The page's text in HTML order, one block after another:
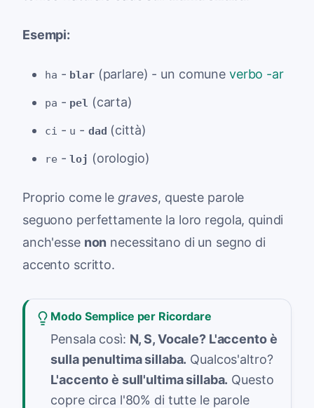
Esempi:
ha - blar(parlare) - un comune verbo -ar
pa - pel (carta)
ci - u - dad (città)
re -loj (orologio)
Proprio come le graves, queste parole
seguono perfettamente la loro regola, quindi
anch'esse non necessitano di un segno di
accento scritto.
Modo Semplice per Ricordare
Pensala così: N, S, Vocale? L'accento è
sulla penultima sillaba. Qualcos'altro?
L'accento è sull'ultima sillaba. Questo
copre circa l'80% di tutte le parole